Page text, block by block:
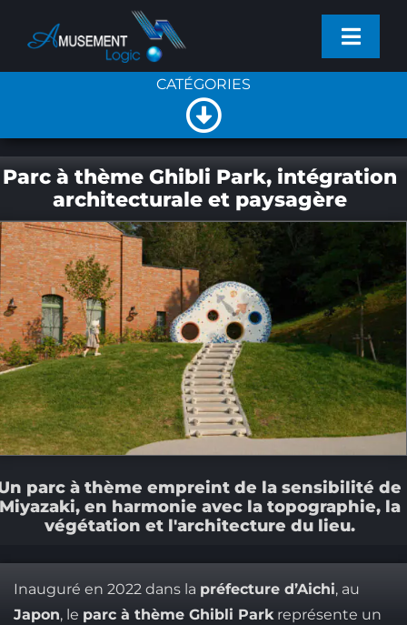
PRODUITS
ACTUALITÉS
ENTREPRISE
CONTACT
CATÉGORIES
Toggle
Navigation
NOUVELLES GÉNÉRALES
NOUVELLES DE L’ENTREPRISE
NOUVEAUX PRODUITS
Parc à thème Ghibli Park, intégration
architecturale et paysagère
parc à thème empreint de la sensibilité de
en harmonie avec la topographie, la
végétation et l'architecture du lieu.
Inauguré en 2022 dans la préfecture d’Aichi, au
Japon, le parc à thème Ghibli Parkreprésente un